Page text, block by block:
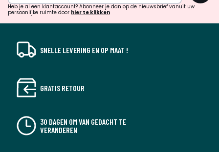
verrassingen?
Heb je al een klantaccount? Abonneer je dan op de nieuwsbrief vanuit uw
persoonlijke ruimte door hier te klikken
SNELLE LEVERING EN OP MAAT !
GRATIS RETOUR
30 DAGEN OM VAN GEDACHT TE
VERANDEREN